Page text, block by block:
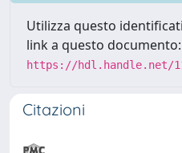
Utilizza questo
link a questo documento:
https://hdl.handle.net/
Citazioni